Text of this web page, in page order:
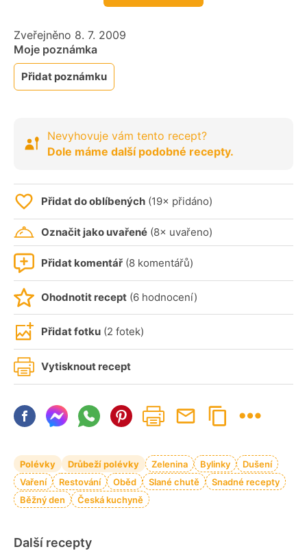
Zveřejněno 8. 7. 2009
Moje poznámka
Přidat poznámku
Nevyhovuje vám tento recept?
Dole máme další podobné recepty.
Přidat do oblíbených (19× přidáno)
Označit jako uvařené (8× uvařeno)
Přidat komentář (8 komentářů)
Ohodnotit recept (6 hodnocení)
Přidat fotku (2 fotek)
Vytisknout recept
Polévky Drůbeží polévky Zelenina Bylinky
Dušení
Vaření
Restování Oběd Slané chutě
Snadné recepty
Běžný den
Česká kuchyně
Další recepty